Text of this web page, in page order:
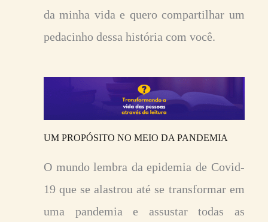
da minha vida e quero compartilhar um
pedacinho dessa história com você.
UM PROPÓSITO NO MEIO DA PANDEMIA
O mundo lembra da epidemia de Covid-
19 que se alastrou até se transformar em
uma pandemia e assustar todas as